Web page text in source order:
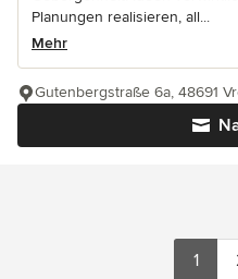
Planungen realisieren, all...
Mehr
Gutenbergstraße 6a, 48691
1